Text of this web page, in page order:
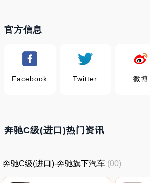
官方信息
Facebook Twitter 微博
奔驰C级(进口)热门资讯
奔驰C级(进口)-奔驰旗下汽车 (00)